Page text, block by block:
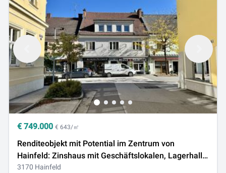
€ 749.000 € 643/㎡
Renditeobjekt mit Potential im Zentrum von
Hainfeld: Zinshaus mit Geschäftslokalen, Lagerhalle
und Freifläche
3170 Hainfeld